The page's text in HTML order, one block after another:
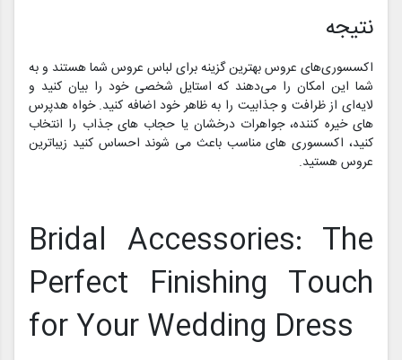
نتیجه
اکسسوری‌های عروس بهترین گزینه برای لباس عروس شما هستند و به
شما این امکان را می‌دهند که استایل شخصی خود را بیان کنید و
لایه‌ای از ظرافت و جذابیت را به ظاهر خود اضافه کنید. خواه هدپرس
های خیره کننده، جواهرات درخشان یا حجاب های جذاب را انتخاب
کنید، اکسسوری های مناسب باعث می شوند احساس کنید زیباترین
عروس هستید.
Bridal Accessories: The
Perfect Finishing Touch
for Your Wedding Dress